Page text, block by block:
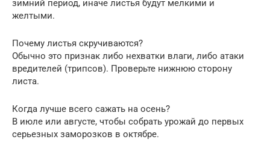
зимний период, иначе листья будут мелкими и
желтыми.
Почему листья скручиваются?
Обычно это признак либо нехватки влаги, либо атаки
вредителей (трипсов). Проверьте нижнюю сторону
листа.
Когда лучше всего сажать на осень?
В июле или августе, чтобы собрать урожай до первых
серьезных заморозков в октябре.